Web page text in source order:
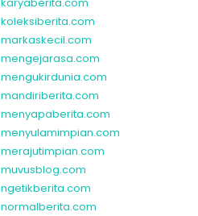
koleksiberita.com
markaskecil.com
mengejarasa.com
mengukirdunia.com
mandiriberita.com
menyapaberita.com
menyulamimpian.com
merajutimpian.com
muvusblog.com
ngetikberita.com
normalberita.com